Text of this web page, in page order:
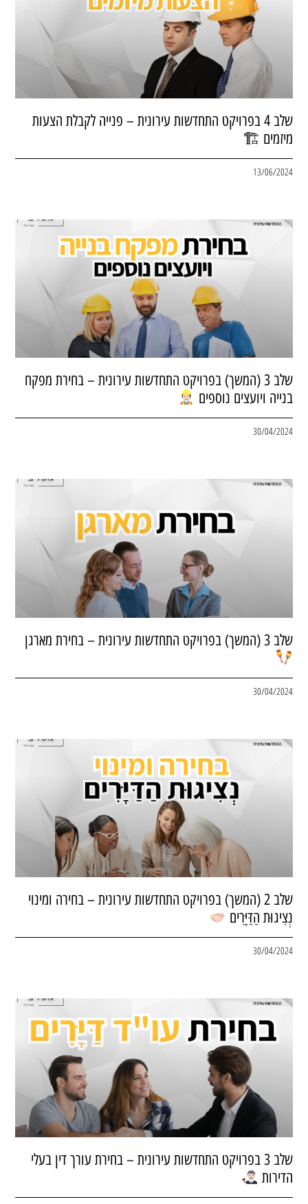
שלב 4 בפרויקט התחדשות עירונית – פנייה לקבלת הצעות
מיזמים 🏗
13/06/2024
שלב 3 (המשך) בפרויקט התחדשות עירונית – בחירת מפקח
בנייה ויועצים נוספים
30/04/2024
שלב 3 (המשך) בפרויקט התחדשות עירונית – בחירת מארגן
30/04/2024
שלב 2 (המשך) בפרויקט התחדשות עירונית – בחירה ומינוי
נְצִיגוּת הַדַּיָּרִים
30/04/2024
שלב 3 בפרויקט התחדשות עירונית – בחירת עורך דין בעלי
הדירות